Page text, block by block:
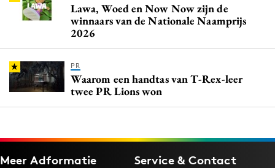
Lawa, Woed en Now Now zijn de
winnaars van de Nationale Naamprijs
2026
PR
Waarom een handtas van T-Rex-leer
twee PR Lions won
Meer Adformatie Service & Contact